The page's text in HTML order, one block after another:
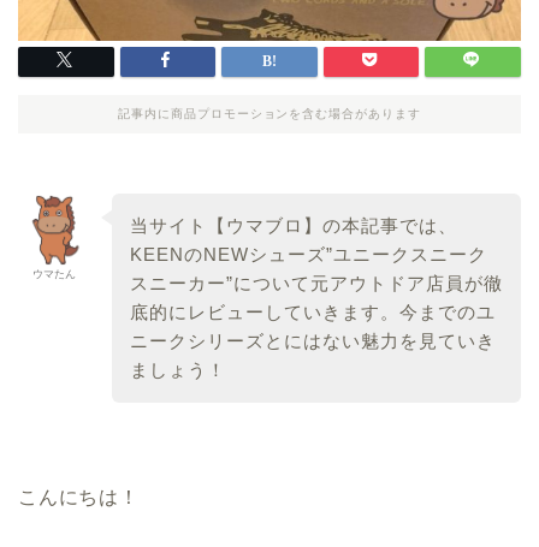
記事内に商品プロモーションを含む場合があります
ウマたん
当サイト【ウマブロ】の本記事では、
KEENのNEWシューズ”ユニークスニーク
スニーカー”について元アウトドア店員が徹
底的にレビューしていきます。今までのユ
ニークシリーズとにはない魅力を見ていき
ましょう！
こんにちは！